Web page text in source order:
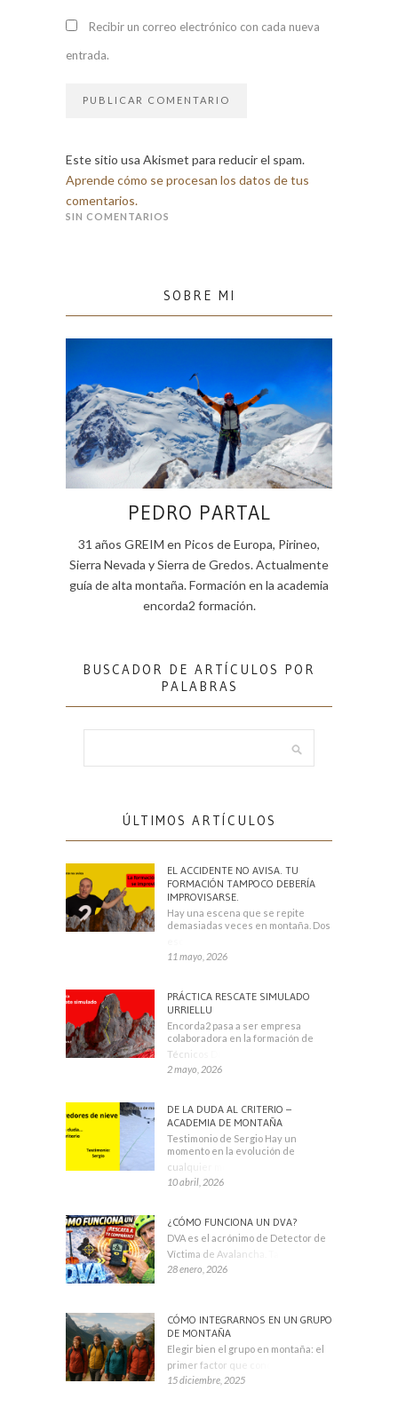
Recibir un correo electrónico con cada nueva
entrada.
Este sitio usa Akismet para reducir el spam.
Aprende cómo se procesan los datos de tus
comentarios.
SIN COMENTARIOS
SOBRE MI
PEDRO PARTAL
31 años GREIM en Picos de Europa, Pirineo,
Sierra Nevada y Sierra de Gredos. Actualmente
guía de alta montaña. Formación en la academia
encorda2 formación.
BUSCADOR DE ARTÍCULOS POR
PALABRAS
ÚLTIMOS ARTÍCULOS
EL ACCIDENTE NO AVISA. TU
FORMACIÓN TAMPOCO DEBERÍA
IMPROVISARSE.
Hay una escena que se repite
demasiadas veces en montaña. Dos
11 mayo, 2026
PRÁCTICA RESCATE SIMULADO
URRIELLU
Encorda2 pasa a ser empresa
colaboradora en la formación de
Técnicos Deportivos
2 mayo, 2026
DE LA DUDA AL CRITERIO –
ACADEMIA DE MONTAÑA
Testimonio de Sergio Hay un
momento en la evolución de
cualquier montañero
10 abril, 2026
¿CÓMO FUNCIONA UN DVA?
DVA es el acrónimo de Detector de
Víctima de Avalancha. También se
28 enero, 2026
CÓMO INTEGRARNOS EN UN GRUPO
DE MONTAÑA
Elegir bien el grupo en montaña: el
primer factor que condiciona tu
15 diciembre, 2025